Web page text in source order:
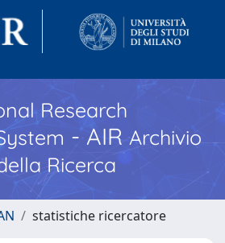
Research
- AIR Archivio
Ricerca
statistiche ricercatore